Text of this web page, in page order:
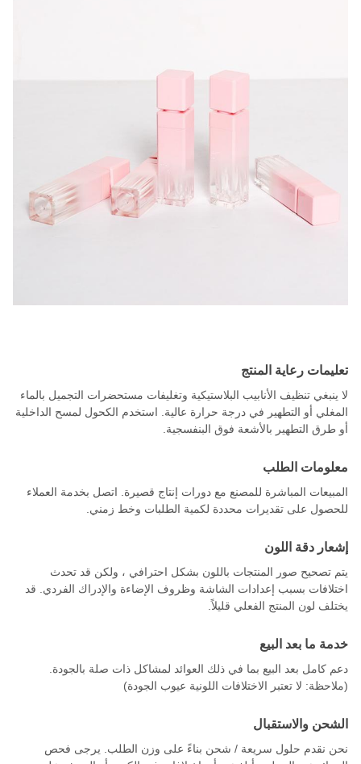
تعليمات رعاية المنتج
لا ينبغي تنظيف الأنابيب البلاستيكية وتغليفات مستحضرات التجميل بالماء
المغلي أو التطهير في درجة حرارة عالية. استخدم الكحول لمسح الداخلية
أو طرق التطهير بالأشعة فوق البنفسجية.
معلومات الطلب
المبيعات المباشرة للمصنع مع دورات إنتاج قصيرة. اتصل بخدمة العملاء
للحصول على تقديرات محددة لكمية الطلبات وخط زمني.
إشعار دقة اللون
يتم تصحيح صور المنتجات باللون بشكل احترافي ، ولكن قد تحدث
اختلافات بسبب إعدادات الشاشة وظروف الإضاءة والإدراك الفردي. قد
يختلف لون المنتج الفعلي قليلاً.
خدمة ما بعد البيع
دعم كامل بعد البيع بما في ذلك العوائد لمشاكل ذات صلة بالجودة.
(ملاحظة: لا تعتبر الاختلافات اللونية عيوب الجودة)
الشحن والاستقبال
نحن نقدم حلول سريعة / شحن بناءً على وزن الطلب. يرجى فحص